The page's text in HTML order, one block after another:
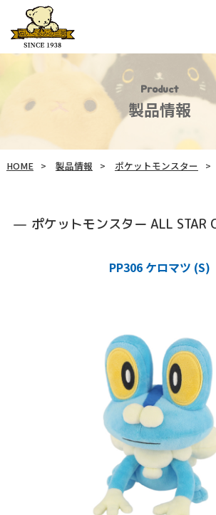
Product
製品情報
HOME 製品情報 ポケットモンスター
ポケットモンスター ALL STAR
PP306 ケロマツ (S)